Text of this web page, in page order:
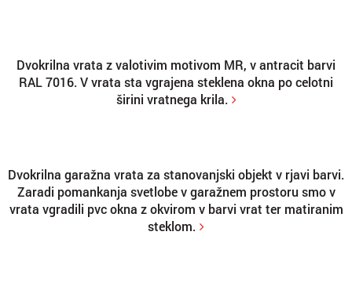
Dvokrilna vrata z valotivim motivom MR, v antracit barvi
RAL 7016. V vrata sta vgrajena steklena okna po celotni
širini vratnega krila.
Dvokrilna garažna vrata za stanovanjski objekt v rjavi barvi.
Zaradi pomankanja svetlobe v garažnem prostoru smo v
vrata vgradili pvc okna z okvirom v barvi vrat ter matiranim
steklom.